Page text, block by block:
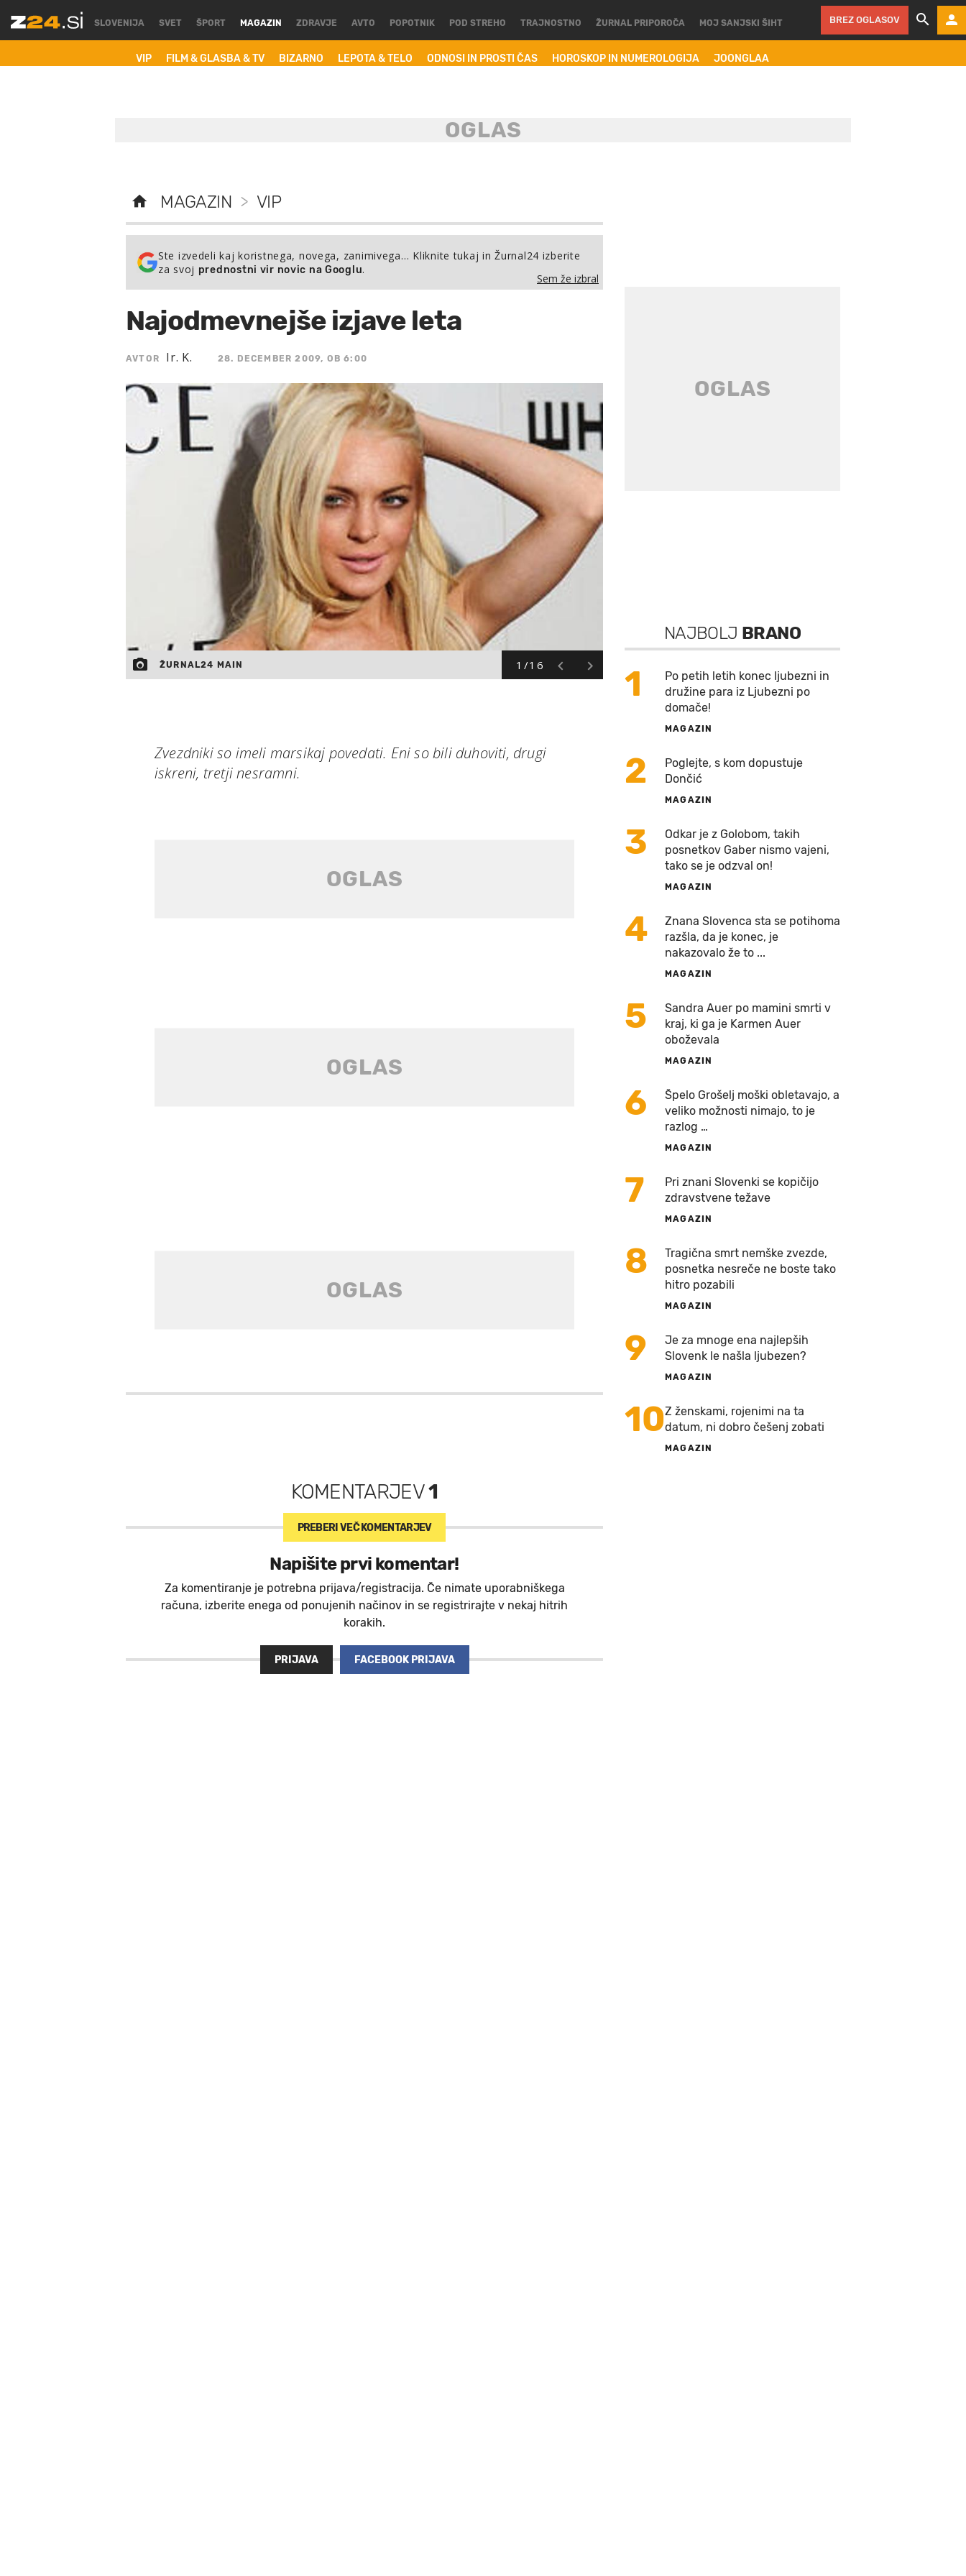
SLOVENIJA SVET ŠPORT MAGAZIN
VIP FILM & GLASBA & TV BIZARNO LEPOTA & TELO ODNOSI IN PROSTI ČAS HOROSKOP IN NUMEROLOGIJA JOONGLAA
ZDRAVJE AVTO POPOTNIK POD STREHO TRAJNOSTNO ŽURNAL PRIPOROČA MOJ SANJSKI ŠIHT BREZ OGLASOV
MAGAZIN > VIP
Ste izvedeli kaj koristnega, novega, zanimivega… Kliknite tukaj in Žurnal24 izberite
za svoj prednostni vir novic na Googlu.
Sem že izbral
Najodmevnejše izjave leta
AVTOR Ir. K. 28. DECEMBER 2009, OB 6:00
1/16
ŽURNAL24 MAIN
Zvezdniki so imeli marsikaj povedati. Eni so bili duhoviti, drugi
iskreni, tretji nesramni.
KOMENTARJEV1
PREBERI VEČ KOMENTARJEV
Napišite prvi komentar!
Za komentiranje je potrebna prijava/registracija. Če nimate uporabniškega
računa, izberite enega od ponujenih načinov in se registrirajte v nekaj hitrih
korakih.
PRIJAVA FACEBOOK PRIJAVA
NAJBOLJ BRANO
1
Po petih letih konec ljubezni in
družine para iz Ljubezni po
domače!
MAGAZIN
2
Poglejte, s kom dopustuje
Dončić
MAGAZIN
3
Odkar je z Golobom, takih
posnetkov Gaber nismo vajeni,
tako se je odzval on!
MAGAZIN
4
Znana Slovenca sta se potihoma
razšla, da je konec, je
nakazovalo že to ...
MAGAZIN
5
Sandra Auer po mamini smrti v
kraj, ki ga je Karmen Auer
oboževala
MAGAZIN
6
Špelo Grošelj moški obletavajo, a
veliko možnosti nimajo, to je
razlog …
MAGAZIN
7
Pri znani Slovenki se kopičijo
zdravstvene težave
MAGAZIN
8
Tragična smrt nemške zvezde,
posnetka nesreče ne boste tako
hitro pozabili
MAGAZIN
9
Je za mnoge ena najlepših
Slovenk le našla ljubezen?
MAGAZIN
10Z ženskami, rojenimi na ta
datum, ni dobro češenj zobati
MAGAZIN